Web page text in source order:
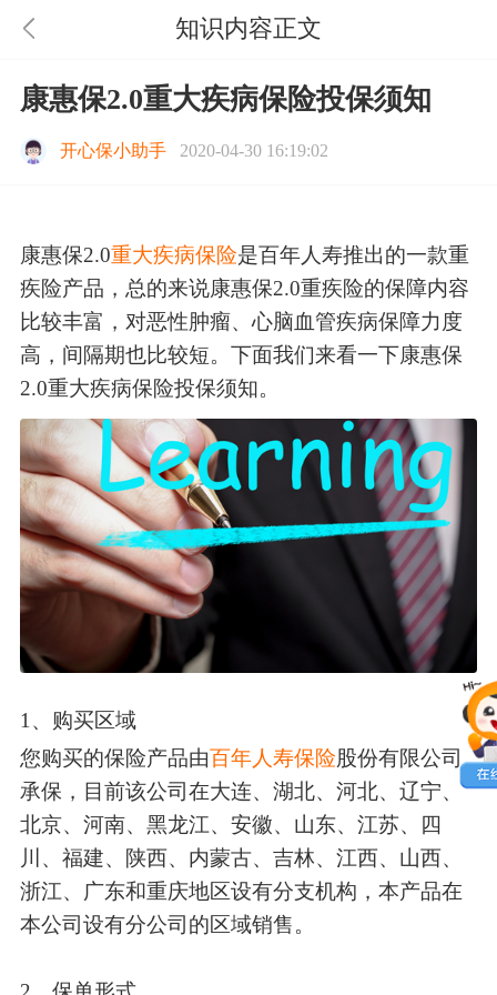
知识内容正文
康惠保2.0重大疾病保险投保须知
开心保小助手 2020-04-30 16:19:02
康惠保2.0重大疾病保险是百年人寿推出的一款重
疾险产品，总的来说康惠保2.0重疾险的保障内容
比较丰富，对恶性肿瘤、心脑血管疾病保障力度
高，间隔期也比较短。下面我们来看一下康惠保
2.0重大疾病保险投保须知。
1、购买区域
您购买的保险产品由百年人寿保险股份有限公司
承保，目前该公司在大连、湖北、河北、辽宁、
北京、河南、黑龙江、安徽、山东、江苏、四
川、福建、陕西、内蒙古、吉林、江西、山西、
浙江、广东和重庆地区设有分支机构，本产品在
本公司设有分公司的区域销售。